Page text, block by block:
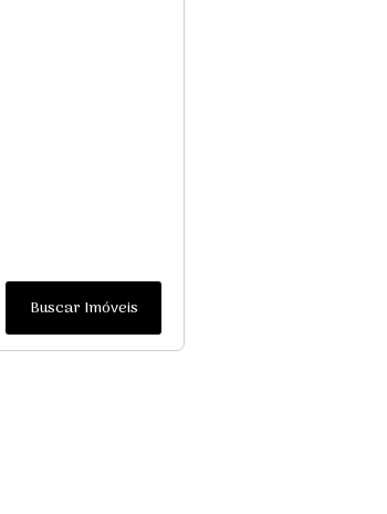
Buscar Imóveis